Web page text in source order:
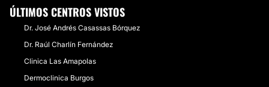
ÚLTIMOS CENTROS VISTOS
Dr. José Andrés Casassas Bórquez
Dr. Raúl Charlín Fernández
Clinica Las Amapolas
Dermoclinica Burgos